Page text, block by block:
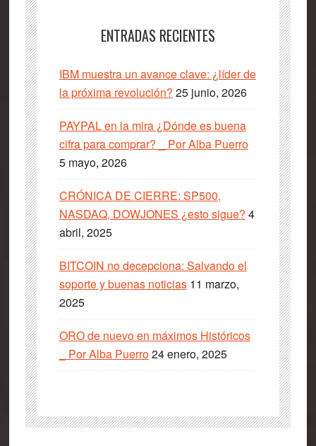
ENTRADAS RECIENTES
IBM muestra un avance clave: ¿líder de
la próxima revolución? 25 junio, 2026
PAYPAL en la mira ¿Dónde es buena
cifra para comprar? _ Por Alba Puerro
5 mayo, 2026
CRÓNICA DE CIERRE: SP500,
NASDAQ, DOWJONES ¿esto sigue? 4
abril, 2025
BITCOIN no decepciona: Salvando el
soporte y buenas noticias 11 marzo,
2025
ORO de nuevo en máximos Históricos
_ Por Alba Puerro24 enero, 2025